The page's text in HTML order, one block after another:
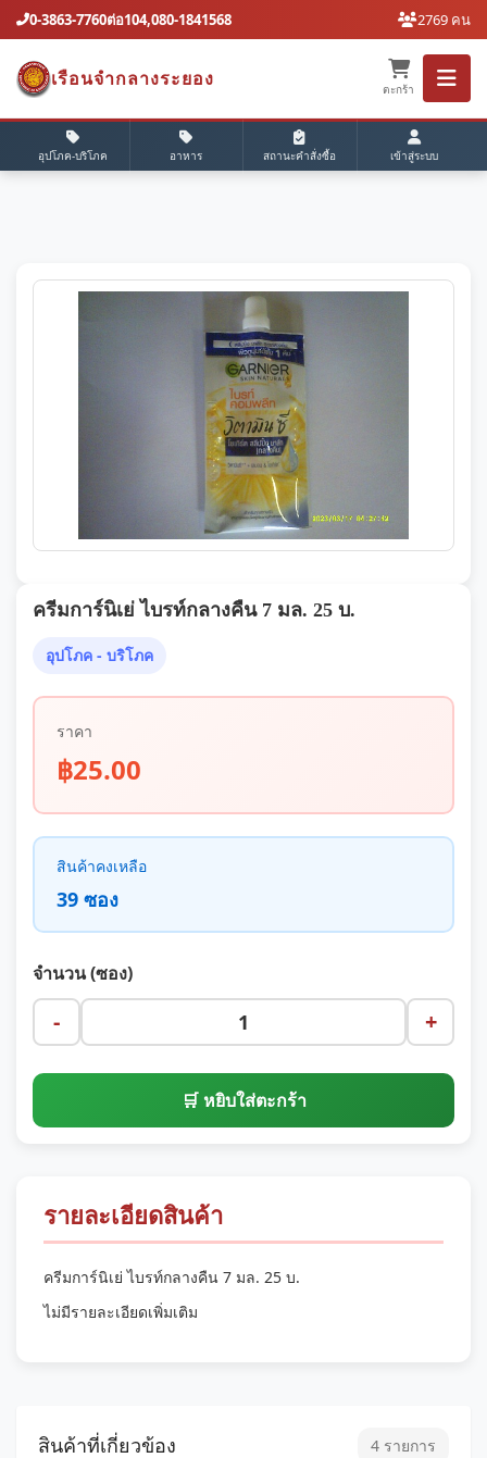
0-3863-7760ต่อ104,080-1841568 2769 คน
เรือนจํากลางระยอง
ตะกร้า
อุปโภค-บริโภค อาหาร สถานะคำสั่งซื้อ เข้าสู่ระบบ
ครีมการ์นิเย่ ไบรท์กลางคืน 7 มล. 25 บ.
อุปโภค - บริโภค
ราคา
฿25.00
สินค้าคงเหลือ
39 ซอง
จำนวน (ซอง)
- +
🛒 หยิบใส่ตะกร้า
รายละเอียดสินค้า
ครีมการ์นิเย่ ไบรท์กลางคืน 7 มล. 25 บ.
ไม่มีรายละเอียดเพิ่มเติม
สินค้าที่เกี่ยวข้อง 4 รายการ